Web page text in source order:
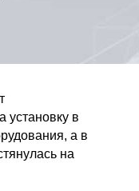
установку в
а в
на